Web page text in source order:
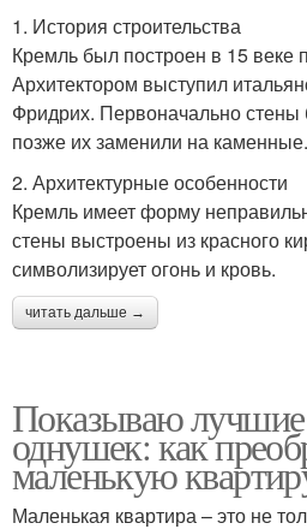
1. История строительства
Кремль был построен в 15 веке
Архитектором выступил
Фридрих. Первоначально
позже их заменили на каменные.
2. Архитектурные особенности
Кремль имеет форму
стены выстроены из красного
символизирует огонь и кровь.
читать дальше →
Показываю лучшие
однушек: как
маленькую
Маленькая квартира – это не